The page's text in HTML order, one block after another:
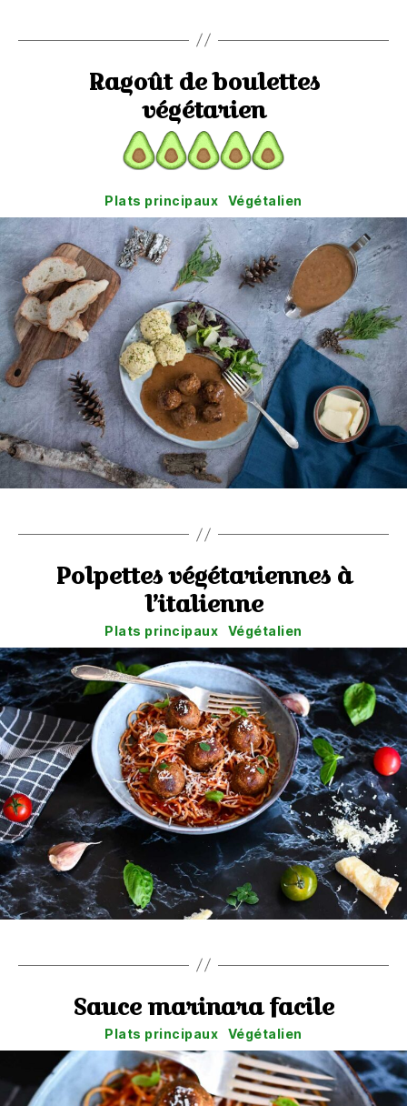
Ragoût de boulettes
végétarien
Catégories
Plats principaux Végétalien
Polpettes végétariennes à
l’italienne
Catégories
Plats principaux Végétalien
Sauce marinara facile
Catégories
Plats principaux Végétalien